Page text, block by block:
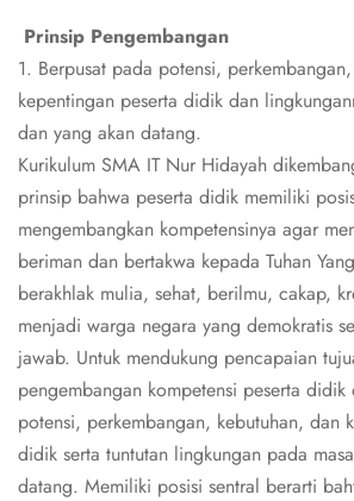
Prinsip Pengembangan
1. Berpusat pada potensi,
kepentingan peserta didik dan
dan yang akan datang.
Kurikulum SMA IT Nur Hidayah
prinsip bahwa peserta didik memiliki
mengembangkan kompetensinya agar
beriman dan bertakwa kepada Tuhan
berakhlak mulia, sehat, berilmu, cakap,
menjadi warga negara yang demokratis
jawab. Untuk mendukung pencapaian
pengembangan kompetensi peserta didik
potensi, perkembangan, kebutuhan, dan
didik serta tuntutan lingkungan pada
datang. Memiliki posisi sentral berarti